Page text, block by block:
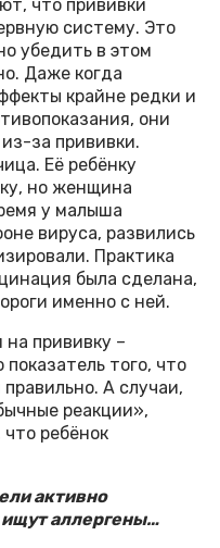
что прививки
систему. Это
убедить в этом
Даже когда
крайне редки и
они
за прививки.
Её ребёнку
но женщина
у малыша
вируса, развились
Практика
была сделана,
именно с ней.
прививку –
того, что
А случаи,
реакции»,
ребёнок
активно
аллергены…